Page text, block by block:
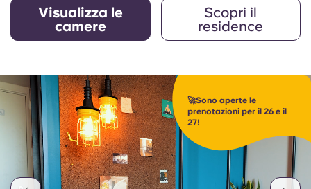
Visualizza le
camere
Scopri il
residence
🚀Sono aperte le
prenotazioni per il 26 e il
27!